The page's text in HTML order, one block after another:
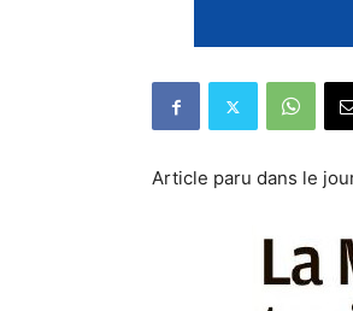
Article paru dans le